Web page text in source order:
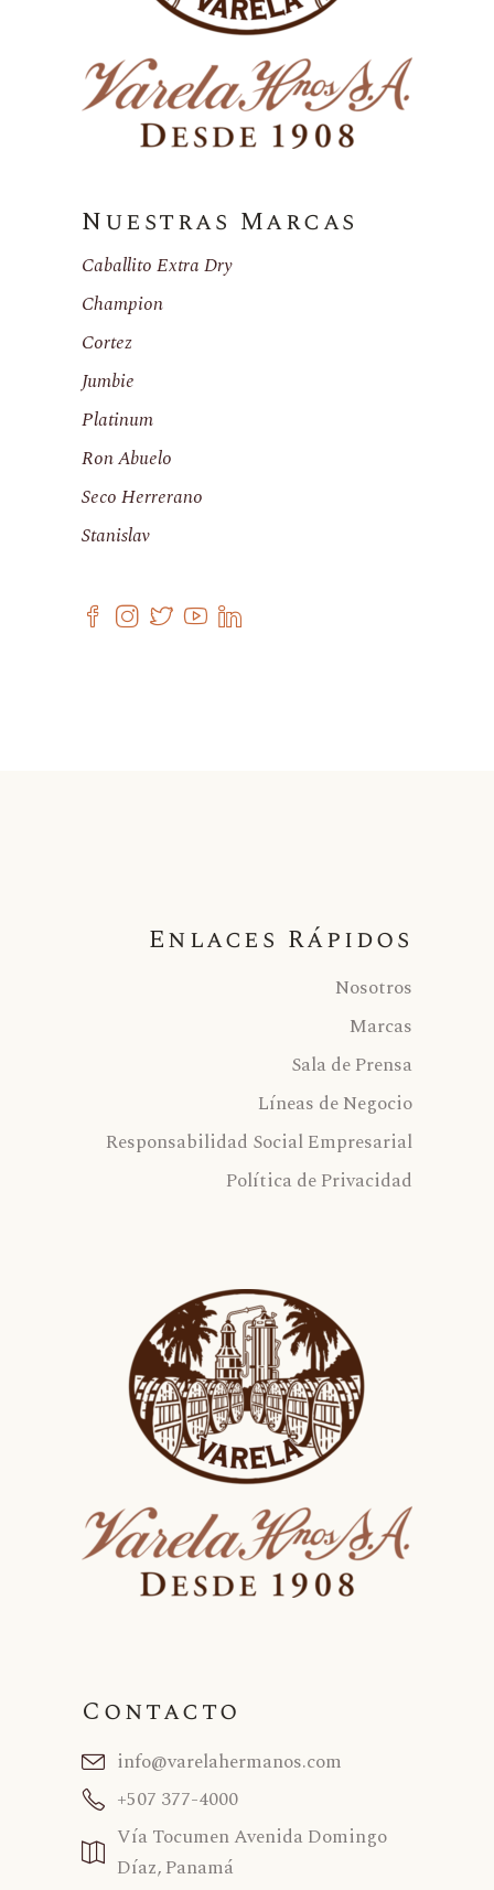
Nuestras Marcas
Caballito Extra Dry
Champion
Cortez
Jumbie
Platinum
Ron Abuelo
Seco Herrerano
Stanislav
Enlaces Rápidos
Nosotros
Marcas
Sala de Prensa
Líneas de Negocio
Responsabilidad Social Empresarial
Política de Privacidad
Contacto
info@varelahermanos.com
+507 377-4000
Vía Tocumen Avenida Domingo
Díaz, Panamá